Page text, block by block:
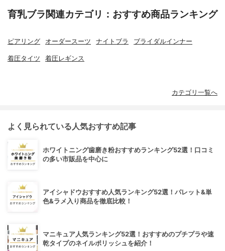
育乳ブラ関連カテゴリ：おすすめ商品ランキング
ピアリング オーダースーツ ナイトブラ ブライダルインナー
着圧タイツ 着圧レギンス
カテゴリ一覧へ
よく見られている人気おすすめ記事
ホワイトニング歯磨き粉おすすめランキング52選！口コミ
の多い市販品を中心に
アイシャドウおすすめ人気ランキング52選！パレット&単
色&ラメ入り商品を徹底比較！
マニキュア人気ランキング52選！おすすめのプチプラや速
乾タイプのネイルポリッシュを紹介！